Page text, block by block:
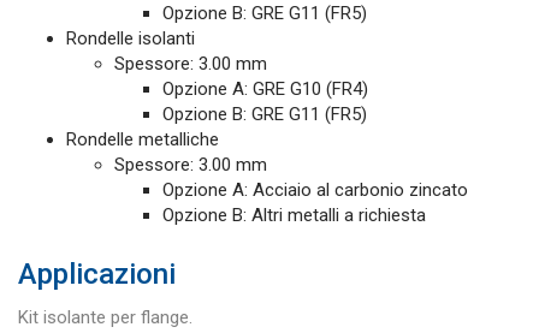
Opzione B: GRE G11 (FR5)
Rondelle isolanti
Spessore: 3.00 mm
Opzione A: GRE G10 (FR4)
Opzione B: GRE G11 (FR5)
Rondelle metalliche
Spessore: 3.00 mm
Opzione A: Acciaio al carbonio zincato
Opzione B: Altri metalli a richiesta
Applicazioni
Kit isolante per flange.